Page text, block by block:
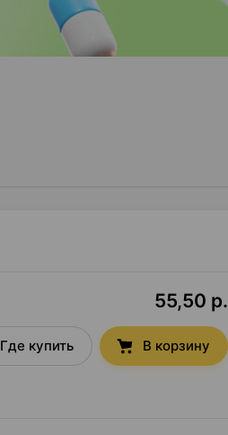
55,50 р.
Где купить В корзину